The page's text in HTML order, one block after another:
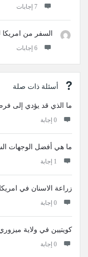
‫7 إجابات
السفر من امريكا
‫6 إجابات
أسئلة ذات صلة
ما الذي قد يؤدي إلى
‫0 إجابة
ما هي أفضل الوجهات
‫1 إجابة
زراعة الاسنان في امريكا
‫0 إجابة
كويتيين في ولاية
‫0 إجابة